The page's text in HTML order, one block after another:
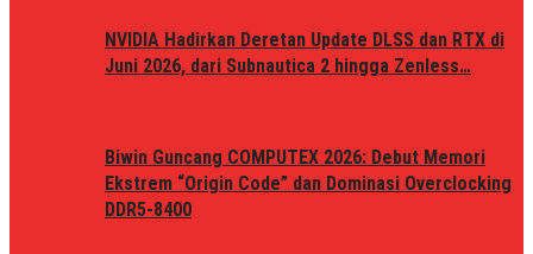
NVIDIA Hadirkan Deretan Update DLSS dan RTX di
Juni 2026, dari Subnautica 2 hingga Zenless…
Biwin Guncang COMPUTEX 2026: Debut Memori
Ekstrem “Origin Code” dan Dominasi Overclocking
DDR5-8400